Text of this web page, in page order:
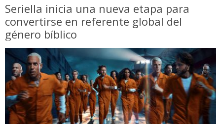
Seriella inicia una nueva etapa para
convertirse en referente global del
género bíblico